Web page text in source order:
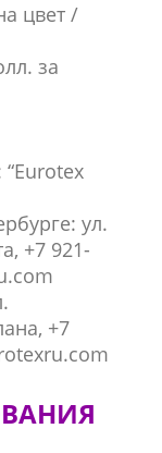
цвет /
за
ул.
+7 921-
+7